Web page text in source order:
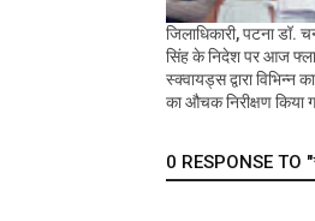
जिलाधिकारी, पटना डॉ.
सिंह के निदेश पर आज
स्क्वायड्स द्वारा विभिन्न
का औचक निरीक्षण किया
0 RESPONSE TO